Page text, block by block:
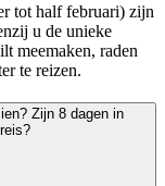
tot half februari) zijn
u de unieke
meemaken, raden
te reizen.
Zijn 8 dagen in